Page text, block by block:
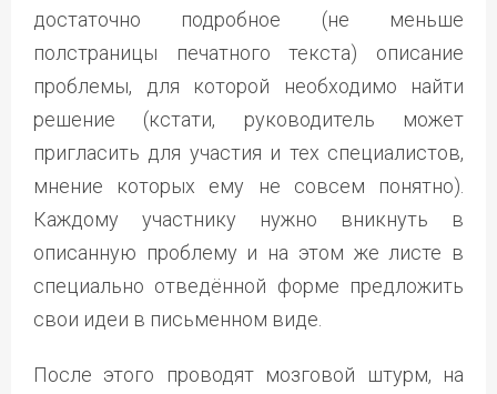
достаточно подробное (не меньше
полстраницы печатного текста) описание
проблемы, для которой необходимо найти
решение (кстати, руководитель может
пригласить для участия и тех специалистов,
мнение которых ему не совсем понятно).
Каждому участнику нужно вникнуть в
описанную проблему и на этом же листе в
специально отведённой форме предложить
свои идеи в письменном виде.
После этого проводят мозговой штурм, на